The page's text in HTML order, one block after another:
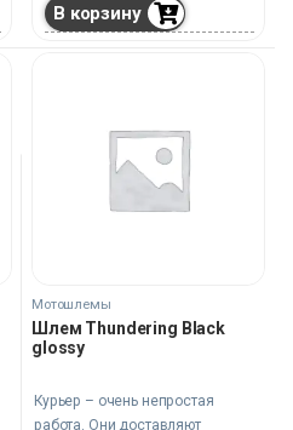
В корзину
Мотошлемы
Шлем Thundering Black
glossy
Курьер – очень непростая
работа. Они доставляют